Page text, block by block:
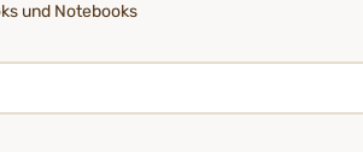
und Notebooks